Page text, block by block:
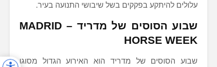
עלולים להיתקע בפקקים בשל שיבושי התנועה בעיר.
שבוע הסוסים של מדריד – MADRID
HORSE WEEK
שבוע הסוסים של מדריד הוא האירוע הגדול מסוגו